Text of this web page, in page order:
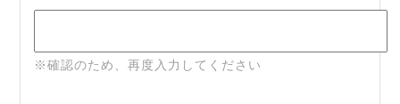
※確認のため、再度入力してください